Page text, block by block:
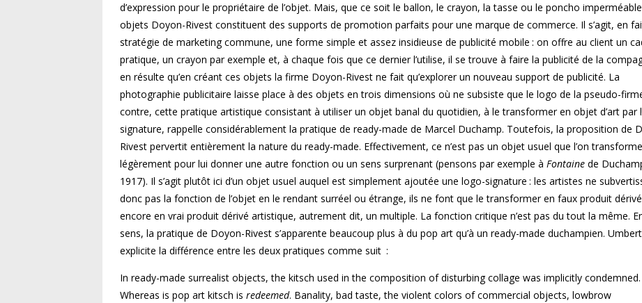
d’expression pour le propriétaire de l’objet. Mais, que ce soit le ballon, le crayon, la tasse ou le poncho
objets Doyon-Rivest constituent des supports de promotion parfaits pour une marque de commerce. Il s’agit, en
stratégie de marketing commune, une forme simple et assez insidieuse de publicité mobile : on offre au client un
pratique, un crayon par exemple et, à chaque fois que ce dernier l’utilise, il se trouve à faire la publicité de la
en résulte qu’en créant ces objets la firme Doyon-Rivest ne fait qu’explorer un nouveau support de publicité. La
photographie publicitaire laisse place à des objets en trois dimensions où ne subsiste que le logo de la pseudo-
contre, cette pratique artistique consistant à utiliser un objet banal du quotidien, à le transformer en objet d’art par
signature, rappelle considérablement la pratique de ready-made de Marcel Duchamp. Toutefois, la proposition de
Rivest pervertit entièrement la nature du ready-made. Effectivement, ce n’est pas un objet usuel que l’on transforme
légèrement pour lui donner une autre fonction ou un sens surprenant (pensons par exemple à Fontaine de
1917). Il s’agit plutôt ici d’un objet usuel auquel est simplement ajoutée une logo-signature : les artistes ne
donc pas la fonction de l’objet en le rendant surréel ou étrange, ils ne font que le transformer en faux produit
encore en vrai produit dérivé artistique, autrement dit, un multiple. La fonction critique n’est pas du tout la même.
sens, la pratique de Doyon-Rivest s’apparente beaucoup plus à du pop art qu’à un ready-made duchampien.
explicite la différence entre les deux pratiques comme suit :
In ready-made surrealist objects, the kitsch used in the composition of disturbing collage was implicitly condemned.
Whereas is pop art kitsch is redeemed. Banality, bad taste, the violent colors of commercial objects, lowbrow